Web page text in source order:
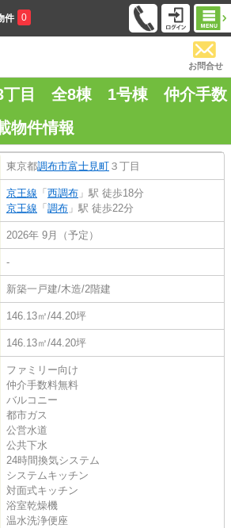
件 0
お問合せ
3丁目 全8棟 1号棟 仲介手数
物件情報
東京都調布市富士見町 ３丁目
京王線 「 西調布 」駅 徒歩18分
京王線 「 調布 」駅 徒歩22分
2026年 9月（予定）
-
新築一戸建/木造/2階建
146.13㎡/44.20坪
146.13㎡/44.20坪
ファミリー向け
仲介手数料無料
バルコニー
都市ガス
公営水道
公共下水
24時間換気システム
システムキッチン
対面式キッチン
浴室乾燥機
温水洗浄便座